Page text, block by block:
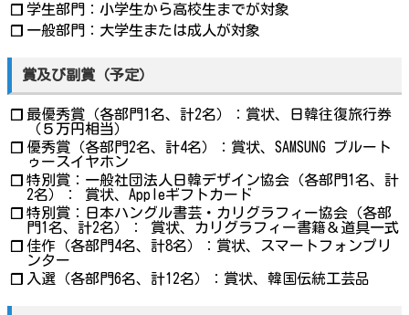
❐ 学生部門：小学生から高校生までが対象
❐ 一般部門：大学生または成人が対象
賞及び副賞（予定）
❐ 最優秀賞（各部門1名、計2名）：賞状、日韓往復旅行券
（５万円相当）
❐ 優秀賞（各部門2名、計4名）：賞状、SAMSUNG ブルート
ゥースイヤホン
❐ 特別賞：一般社団法人日韓デザイン協会（各部門1名、計
2名）： 賞状、Appleギフトカード
❐ 特別賞：日本ハングル書芸・カリグラフィー協会（各部
門1名、計2名）： 賞状、カリグラフィー書籍＆道具一式
❐ 佳作（各部門4名、計8名）：賞状、スマートフォンプリ
ンター
❐ 入選（各部門6名、計12名）：賞状、韓国伝統工芸品